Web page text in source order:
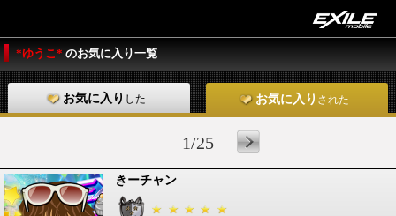
*ゆうこ* のお気に入り一覧
お気に入り した お気に入り された
1/25
きーチャン